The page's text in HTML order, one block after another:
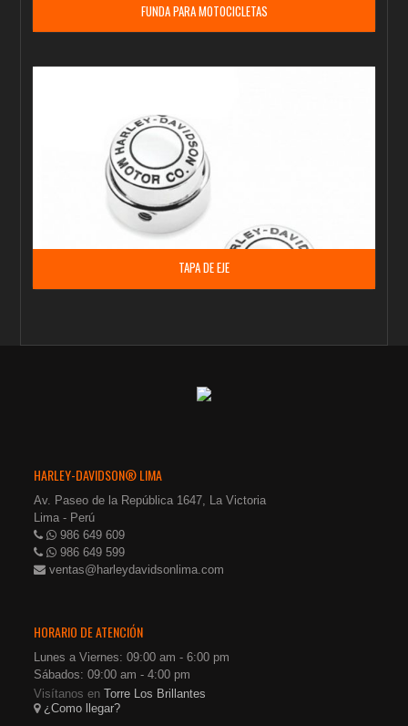
FUNDA PARA MOTOCICLETAS
TAPA DE EJE
HARLEY-DAVIDSON® LIMA
Av. Paseo de la República 1647, La Victoria
Lima - Perú
986 649 609
986 649 599
ventas@harleydavidsonlima.com
HORARIO DE ATENCIÓN
Lunes a Viernes: 09:00 am - 6:00 pm
Sábados: 09:00 am - 4:00 pm
Visítanos enTorre Los Brillantes
¿Como llegar?